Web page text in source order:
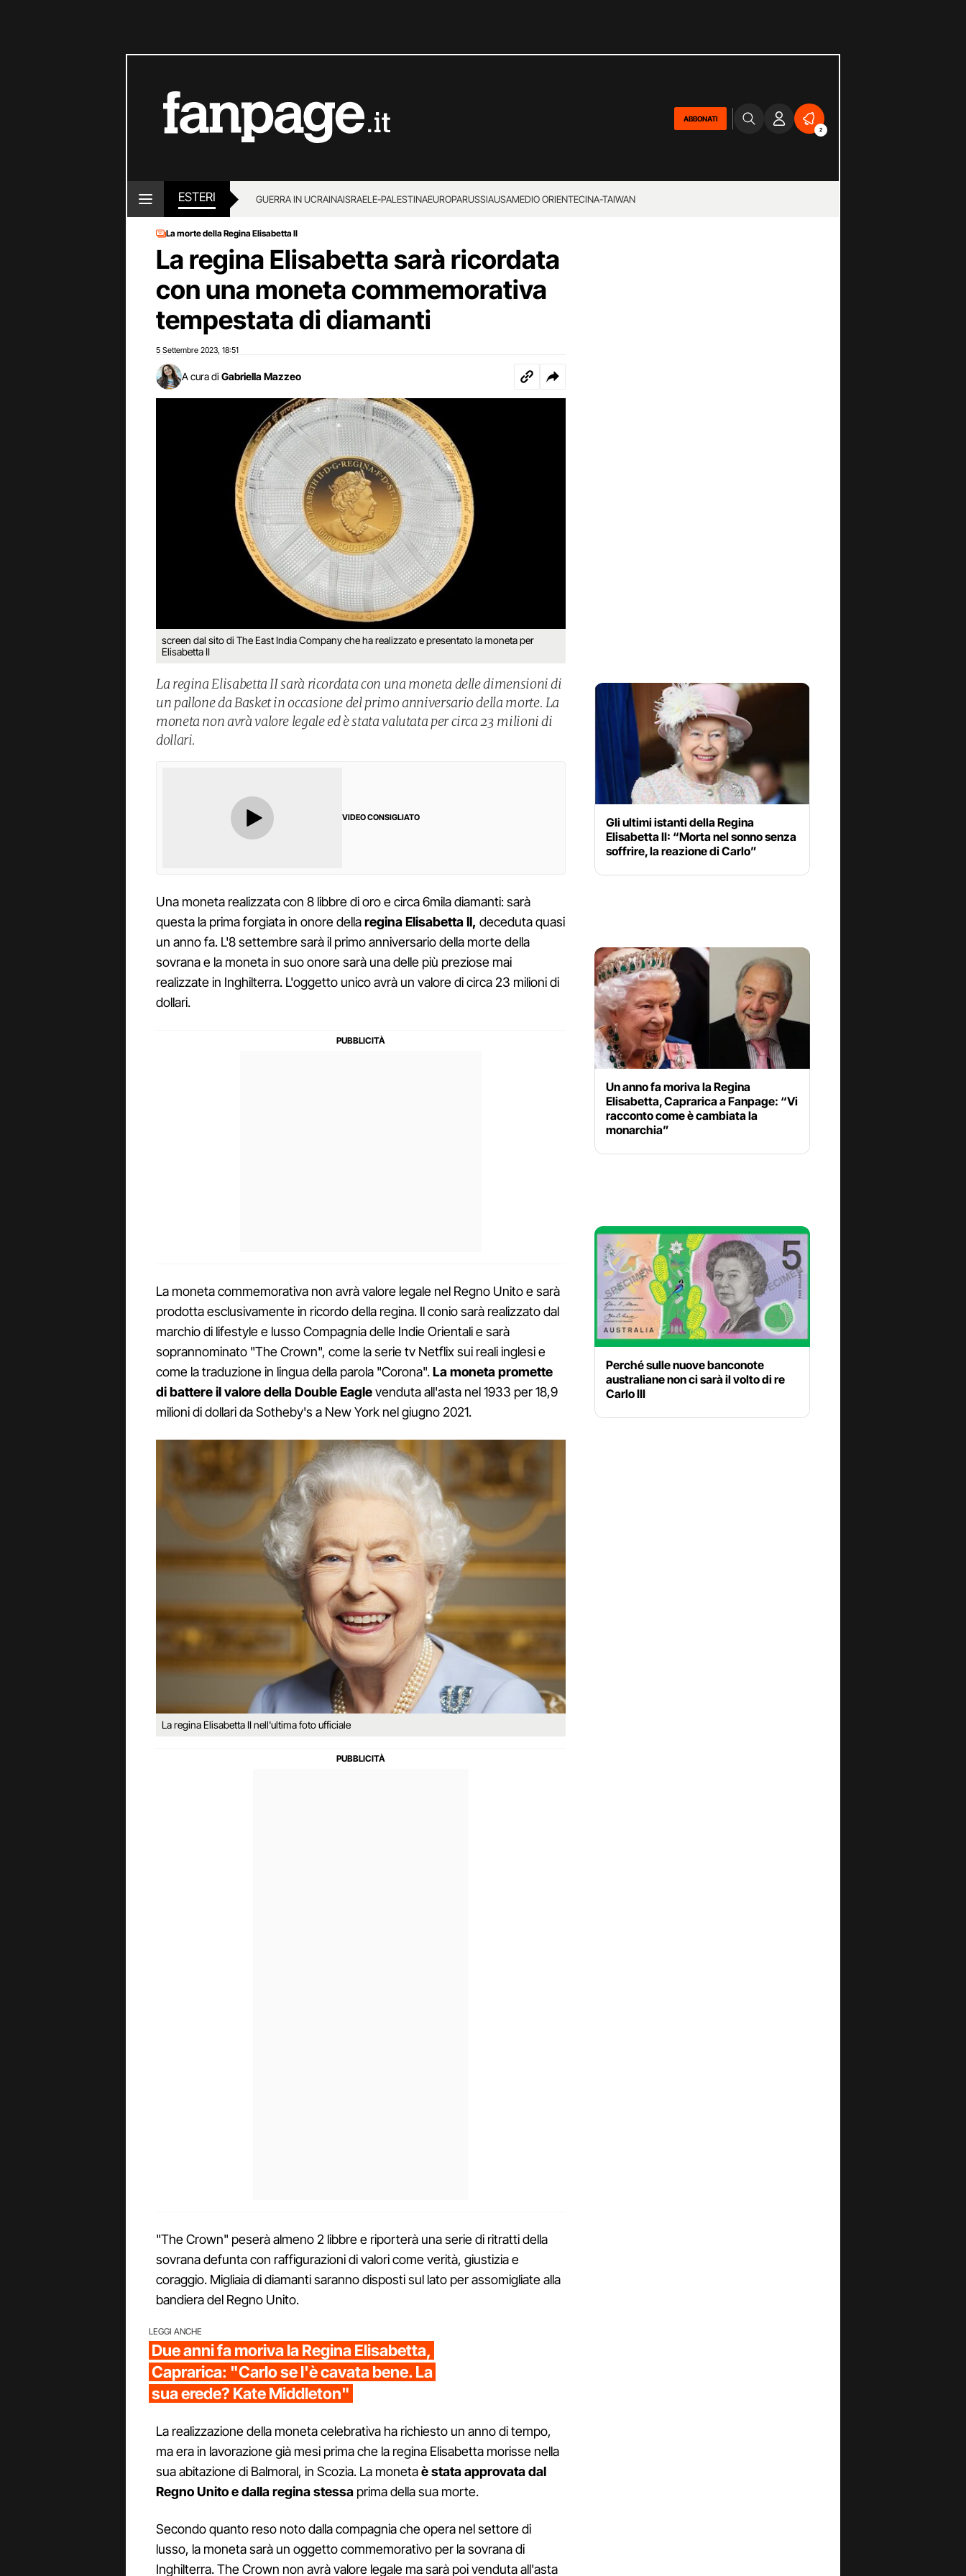
ABBONATI
2
ESTERI GUERRA IN UCRAINAISRAELE-PALESTINAEUROPARUSSIAUSAMEDIO ORIENTECINA-TAIWAN
La morte della Regina Elisabetta II
La regina Elisabetta sarà ricordata
con una moneta commemorativa
tempestata di diamanti
5 Settembre 2023 18:51
A cura di Gabriella Mazzeo
screen dal sito di The East India Company che ha realizzato e presentato la moneta per
Elisabetta II
La regina Elisabetta II sarà ricordata con una moneta delle dimensioni di
un pallone da Basket in occasione del primo anniversario della morte. La
moneta non avrà valore legale ed è stata valutata per circa 23 milioni di
dollari.
VIDEO CONSIGLIATO
Una moneta realizzata con 8 libbre di oro e circa 6mila diamanti: sarà
questa la prima forgiata in onore dellaregina Elisabetta II, deceduta quasi
un anno fa. L'8 settembre sarà il primo anniversario della morte della
sovrana e la moneta in suo onore sarà una delle più preziose mai
realizzate in Inghilterra. L'oggetto unico avrà un valore di circa 23 milioni di
dollari.
La moneta commemorativa non avrà valore legale nel Regno Unito e sarà
prodotta esclusivamente in ricordo della regina. Il conio sarà realizzato dal
marchio di lifestyle e lusso Compagnia delle Indie Orientali e sarà
soprannominato "The Crown", come la serie tv Netflix sui reali inglesi e
come la traduzione in lingua della parola "Corona".La moneta promette
di battere il valore della Double Eaglevenduta all'asta nel 1933 per 18,9
milioni di dollari da Sotheby's a New York nel giugno 2021.
La regina Elisabetta II nell'ultima foto ufficiale
"The Crown" peserà almeno 2 libbre e riporterà una serie di ritratti della
sovrana defunta con raffigurazioni di valori come verità, giustizia e
coraggio. Migliaia di diamanti saranno disposti sul lato per assomigliate alla
bandiera del Regno Unito.
LEGGI ANCHE
Due anni fa moriva la Regina Elisabetta,
Caprarica: "Carlo se l'è cavata bene. La
sua erede? Kate Middleton"
La realizzazione della moneta celebrativa ha richiesto un anno di tempo,
ma era in lavorazione già mesi prima che la regina Elisabetta morisse nella
sua abitazione di Balmoral, in Scozia. La monetaè stata approvata dal
Regno Unito e dalla regina stessa prima della sua morte.
Secondo quanto reso noto dalla compagnia che opera nel settore di
lusso, la moneta sarà un oggetto commemorativo per la sovrana di
Inghilterra. The Crown non avrà valore legale ma sarà poi venduta all'asta
Gli ultimi istanti della Regina
Elisabetta II: “Morta nel sonno senza
soffrire, la reazione di Carlo”
Un anno fa moriva la Regina
Elisabetta, Caprarica a Fanpage: “Vi
racconto come è cambiata la
monarchia”
Perché sulle nuove banconote
australiane non ci sarà il volto di re
Carlo III